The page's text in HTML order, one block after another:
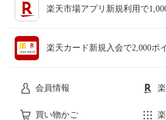
楽天市場アプリ新規利用で
楽天カード新規入会で2,000ポ
会員情報
買い物かご